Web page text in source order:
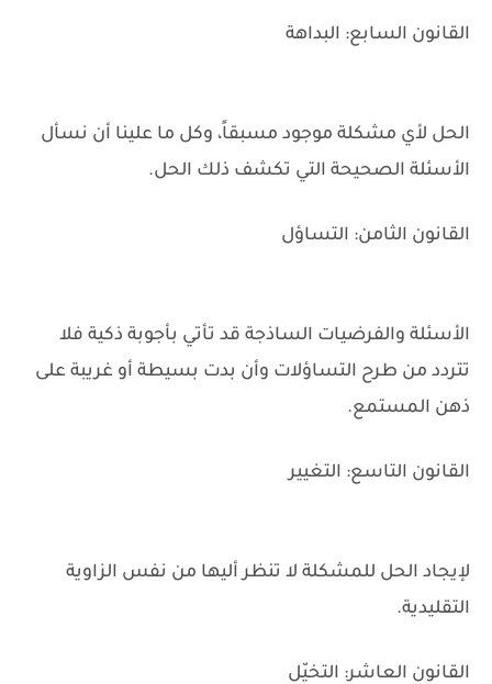
القانون السابع: البداهة
الحل لأي مشكلة موجود مسبقاً، وكل ما علينا أن نسأل
الأسئلة الصحيحة التي تكشف ذلك الحل.
القانون الثامن: التساؤل
الأسئلة والفرضيات الساذجة قد تأتي بأجوبة ذكية فلا
تتردد من طرح التساؤلات وأن بدت بسيطة أو غريبة على
ذهن المستمع.
القانون التاسع: التغيير
لإيجاد الحل للمشكلة لا تنظر أليها من نفس الزاوية
التقليدية.
القانون العاشر: التخيّل